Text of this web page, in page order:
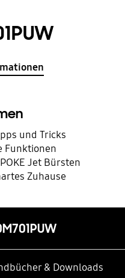
und Tricks
Funktionen
Jet Bürsten
Zuhause
& Downloads